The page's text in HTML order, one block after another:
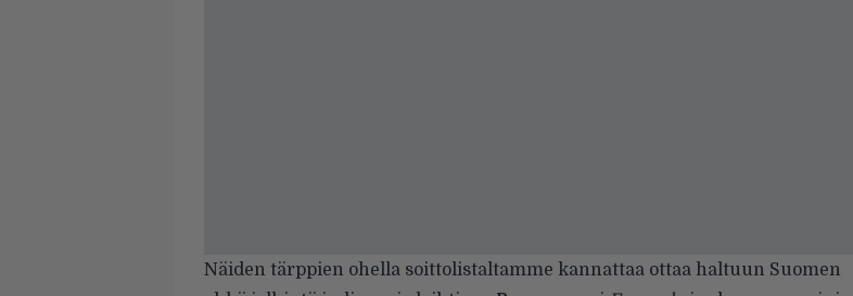
Näiden tärppien ohella soittolistaltamme kannattaa ottaa haltuun Suomen